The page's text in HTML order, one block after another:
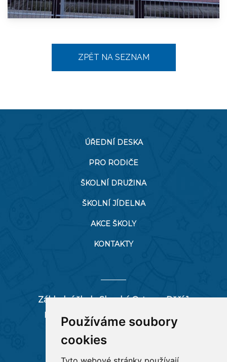
Používáme soubory
cookies
ZPĚT NA SEZNAM
ÚŘEDNÍ DESKA
PRO RODIČE
ŠKOLNÍ DRUŽINA
ŠKOLNÍ JÍDELNA
AKCE ŠKOLY
KONTAKTY
Základní škola Slezská Ostrava, Pěší 1
Pěší 66/1, 712 00 Ostrava-Muglinov
tel:596 244 880